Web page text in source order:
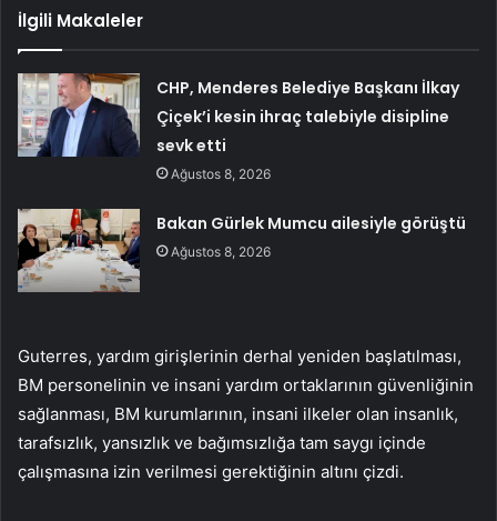
İlgili Makaleler
CHP, Menderes Belediye Başkanı İlkay
Çiçek’i kesin ihraç talebiyle disipline
sevk etti
Ağustos 8, 2026
Bakan Gürlek Mumcu ailesiyle görüştü
Ağustos 8, 2026
Guterres, yardım girişlerinin derhal yeniden başlatılması,
BM personelinin ve insani yardım ortaklarının güvenliğinin
sağlanması, BM kurumlarının, insani ilkeler olan insanlık,
tarafsızlık, yansızlık ve bağımsızlığa tam saygı içinde
çalışmasına izin verilmesi gerektiğinin altını çizdi.